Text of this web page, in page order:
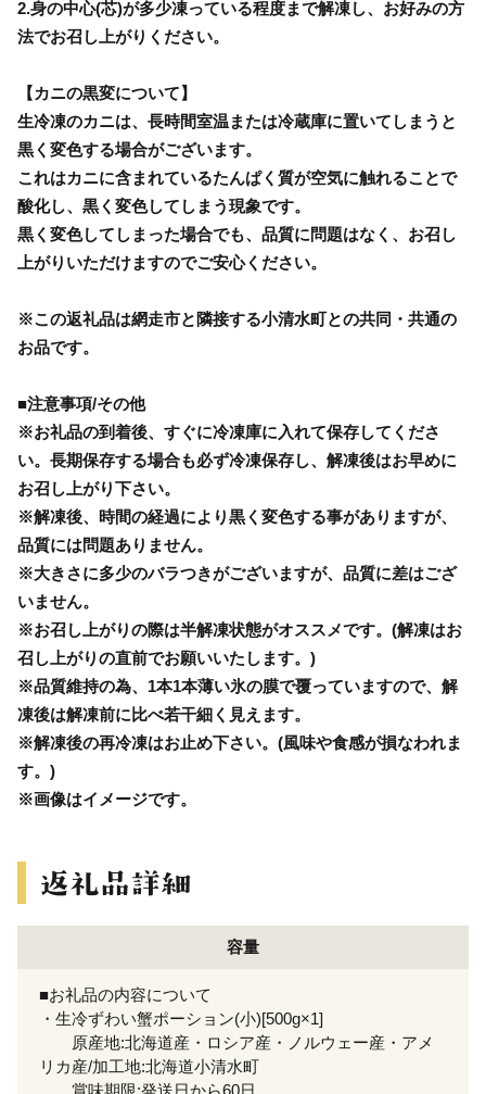
2.身の中心(芯)が多少凍っている程度まで解凍し、お好みの方
法でお召し上がりください。
【カニの黒変について】
生冷凍のカニは、長時間室温または冷蔵庫に置いてしまうと
黒く変色する場合がございます。
これはカニに含まれているたんぱく質が空気に触れることで
酸化し、黒く変色してしまう現象です。
黒く変色してしまった場合でも、品質に問題はなく、お召し
上がりいただけますのでご安心ください。
※この返礼品は網走市と隣接する小清水町との共同・共通の
お品です。
■注意事項/その他
※お礼品の到着後、すぐに冷凍庫に入れて保存してくださ
い。長期保存する場合も必ず冷凍保存し、解凍後はお早めに
お召し上がり下さい。
※解凍後、時間の経過により黒く変色する事がありますが、
品質には問題ありません。
※大きさに多少のバラつきがございますが、品質に差はござ
いません。
※お召し上がりの際は半解凍状態がオススメです。(解凍はお
召し上がりの直前でお願いいたします。)
※品質維持の為、1本1本薄い氷の膜で覆っていますので、解
凍後は解凍前に比べ若干細く見えます。
※解凍後の再冷凍はお止め下さい。(風味や食感が損なわれま
す。)
※画像はイメージです。
容量
■お礼品の内容について
・生冷ずわい蟹ポーション(小)[500g×1]
原産地:北海道産・ロシア産・ノルウェー産・アメ
リカ産/加工地:北海道小清水町
賞味期限:発送日から60日